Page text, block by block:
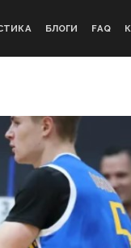
БЛОГИ FAQ